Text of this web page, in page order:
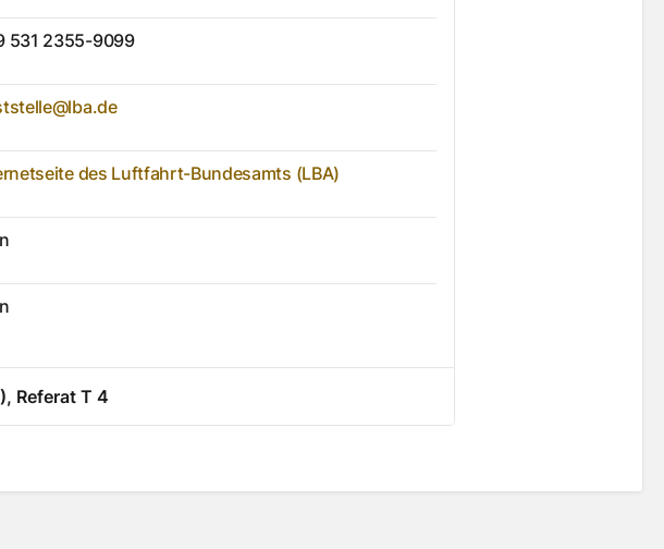
531 2355-9099
des Luftfahrt-Bundesamts (LBA)
Referat T 4